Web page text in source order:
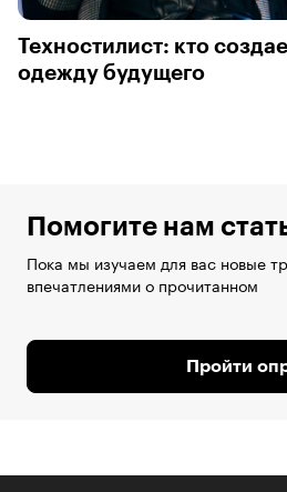
Техностилист: кто
одежду будущего
Помогите нам
Пока мы изучаем для вас новые
впечатлениями о прочитанном
Пройти